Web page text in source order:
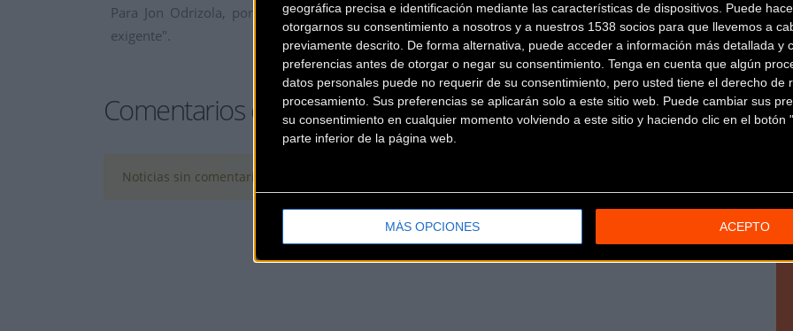
geográfica precisa e identificación mediante las características de dispositivos. Puede
otorgarnos su consentimiento a nosotros y a nuestros 1538 socios para que llevemos a
previamente descrito. De forma alternativa, puede acceder a información más detallada y
preferencias antes de otorgar o negar su consentimiento. Tenga en cuenta que algún
datos personales puede no requerir de su consentimiento, pero usted tiene el derecho de
procesamiento. Sus preferencias se aplicarán solo a este sitio web. Puede cambiar sus
su consentimiento en cualquier momento volviendo a este sitio y haciendo clic en el botón
parte inferior de la página web.
MÁS OPCIONES ACEPTO
Para Jon Odrizola, por su parte, "es un gran contratiempo, pues es importante poder contar con todos
exigente".
Comentarios de la Noticia
Noticias sin comentarios. ¡Ya puedes escribir el tuyo!